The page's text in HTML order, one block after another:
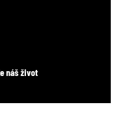
náš život